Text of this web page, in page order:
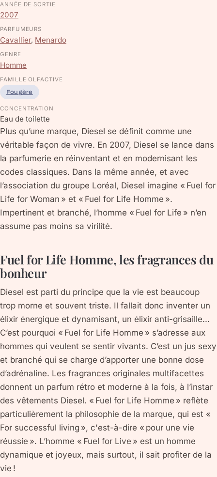
ANNÉE DE SORTIE
2007
PARFUMEURS
Cavallier, Menardo
GENRE
Homme
FAMILLE OLFACTIVE
Fougère
CONCENTRATION
Eau de toilette
Plus qu’une marque, Diesel se définit comme une
véritable façon de vivre. En 2007, Diesel se lance dans
la parfumerie en réinventant et en modernisant les
codes classiques. Dans la même année, et avec
l’association du groupe Loréal, Diesel imagine « Fuel for
Life for Woman » et « Fuel for Life Homme ».
Impertinent et branché, l’homme « Fuel for Life » n’en
assume pas moins sa virilité.
Fuel for Life Homme, les fragrances du
bonheur
Diesel est parti du principe que la vie est beaucoup
trop morne et souvent triste. Il fallait donc inventer un
élixir énergique et dynamisant, un élixir anti-grisaille...
C’est pourquoi « Fuel for Life Homme » s’adresse aux
hommes qui veulent se sentir vivants. C’est un jus sexy
et branché qui se charge d’apporter une bonne dose
d’adrénaline. Les fragrances originales multifacettes
donnent un parfum rétro et moderne à la fois, à l’instar
des vêtements Diesel. « Fuel for Life Homme » reflète
particulièrement la philosophie de la marque, qui est «
For successful living », c'est-à-dire « pour une vie
réussie ». L’homme « Fuel for Live » est un homme
dynamique et joyeux, mais surtout, il sait profiter de la
vie !